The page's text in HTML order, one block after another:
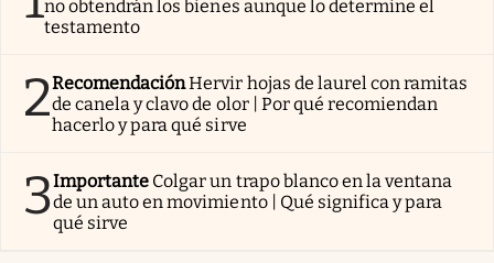
no obtendrán los bienes aunque lo determine el
testamento
2RecomendaciónHervir hojas de laurel con ramitas
de canela y clavo de olor | Por qué recomiendan
hacerlo y para qué sirve
3Importante Colgar un trapo blanco en la ventana
de un auto en movimiento | Qué significa y para
qué sirve